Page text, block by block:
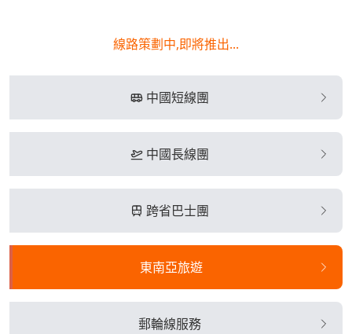
中國短線團
中國長線團
跨省巴士團
東南亞旅遊
郵輪線服務
線路策劃中,即將推出...